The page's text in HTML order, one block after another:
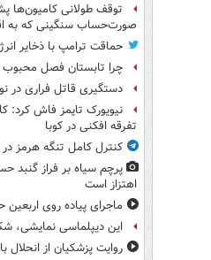
توقف طولانی کامیون‌ها
صورت‌حساب سنگینی که به
حماقت ترامپ با ذخایر
چرا تابستان فصل
دستگیری قاتل فراری در
نیویورک تایمز فاش کرد:
تفرقه افکنی در کوبا
کنترل کامل تنگه هرمز
پرچم سیاه بر فراز گنبد
اهتزاز است
ماجرای پیاده روی
این دیپلماسی نمایشی،
روایت پزشکیان از انحلال